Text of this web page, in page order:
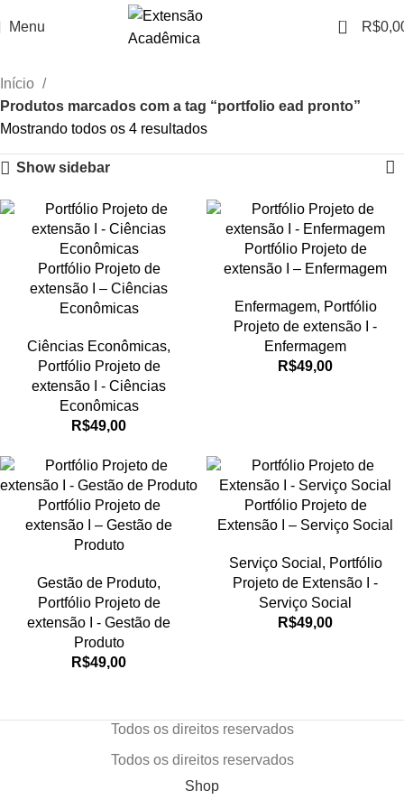
Menu 0 R$
Início
Produtos marcados com a tag “portfolio ead pronto”
Mostrando todos os 4 resultados
Show sidebar
Portfólio Projeto de
extensão I – Ciências
Econômicas
Ciências Econômicas,
Portfólio Projeto de
extensão I - Ciências
Econômicas
R$49,00
Portfólio Projeto de
extensão I – Enfermagem
Enfermagem, Portfólio
Projeto de extensão I -
Enfermagem
R$49,00
Portfólio Projeto de
extensão I – Gestão de
Produto
Gestão de Produto,
Portfólio Projeto de
extensão I - Gestão de
Produto
R$49,00
Portfólio Projeto de
Extensão I – Serviço Social
Serviço Social , Portfólio
Projeto de Extensão I -
Serviço Social
R$49,00
Todos os direitos reservados
Todos os direitos reservados
Shop